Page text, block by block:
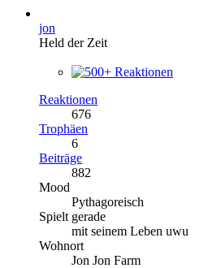
jon
Held der Zeit
Reaktionen
676
Trophäen
6
Beiträge
882
Mood
Pythagoreisch
Spielt gerade
mit seinem Leben uwu
Wohnort
Jon Jon Farm